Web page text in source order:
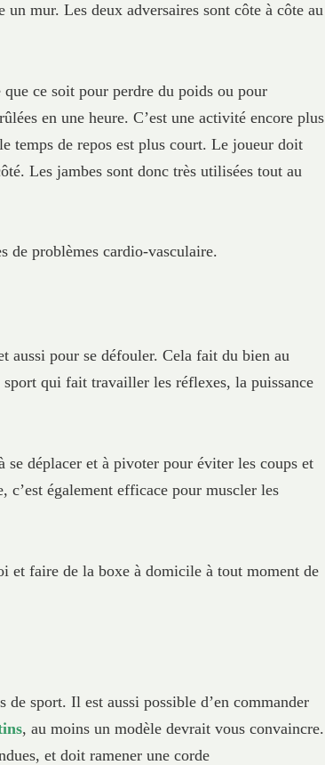
mur. Les deux adversaires sont côte à côte au
ce soit pour perdre du poids ou pour
en une heure. C’est une activité encore plus
temps de repos est plus court. Le joueur doit
Les jambes sont donc très utilisées tout au
de problèmes cardio-vasculaire.
aussi pour se défouler. Cela fait du bien au
sport qui fait travailler les réflexes, la puissance
déplacer et à pivoter pour éviter les coups et
c’est également efficace pour muscler les
et faire de la boxe à domicile à tout moment de
sport. Il est aussi possible d’en commander
, au moins un modèle devrait vous convaincre.
et doit ramener une corde